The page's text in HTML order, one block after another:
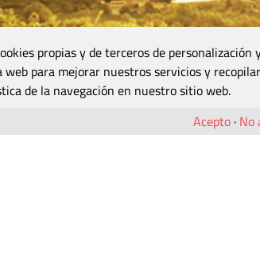
propias y de terceros de personalización
para mejorar nuestros servicios y recopilar
de la navegación en nuestro sitio web.
Acepto · No